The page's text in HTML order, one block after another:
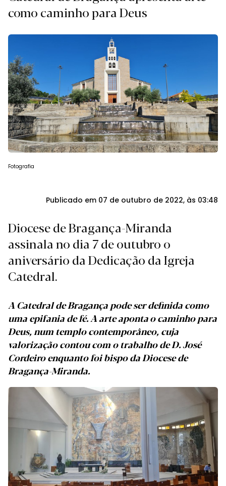
como caminho para Deus
Fotografia
Publicado em 07 de outubro de 2022, às 03:48
Diocese de Bragança-Miranda
assinala no dia 7 de outubro o
aniversário da Dedicação da Igreja
Catedral.
A Catedral de Bragança pode ser definida como
uma epifania de fé. A arte aponta o caminho para
Deus, num templo contemporâneo, cuja
valorização contou com o trabalho de D. José
Cordeiro enquanto foi bispo da Diocese de
Bragança-Miranda.